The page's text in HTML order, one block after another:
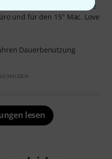
eines Nitro chase
und für den 15" Mac. Love
Dauerbenutzung
MELDEN
lesen